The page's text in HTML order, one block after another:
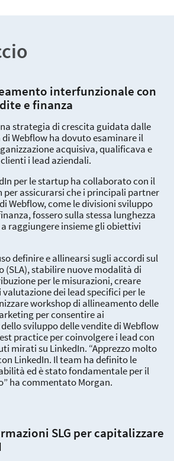
interfunzionale con
e finanza
strategia di crescita guidata dalle
Webflow ha dovuto esaminare il
acquisiva, qualificava e
i lead aziendali.
per le startup ha collaborato con il
per assicurarsi che i principali partner
Webflow, come le divisioni sviluppo
fossero sulla stessa lunghezza
a raggiungere insieme gli obiettivi
definire e allinearsi sugli accordi sul
(SLA), stabilire nuove modalità di
per le misurazioni, creare
dei lead specifici per le
workshop di allineamento delle
per consentire ai
sviluppo delle vendite di Webflow
practice per coinvolgere i lead con
mirati su LinkedIn. “Apprezzo molto
LinkedIn. Il team ha definito le
ed è stato fondamentale per il
ha commentato Morgan.
SLG per capitalizzare